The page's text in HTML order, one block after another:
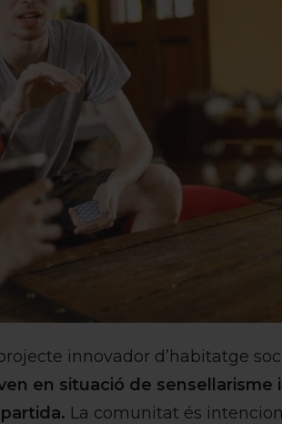
innovador d’habitatge
en situació de sensellarisme
La comunitat és